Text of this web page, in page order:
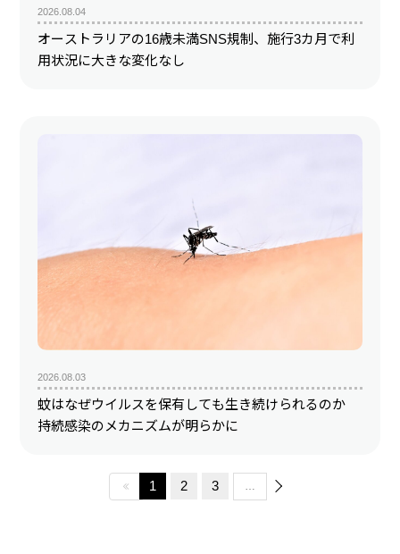
2026.08.04
オーストラリアの16歳未満SNS規制、施行3カ月で利
用状況に大きな変化なし
2026.08.03
蚊はなぜウイルスを保有しても生き続けられるのか
持続感染のメカニズムが明らかに
1 2 3